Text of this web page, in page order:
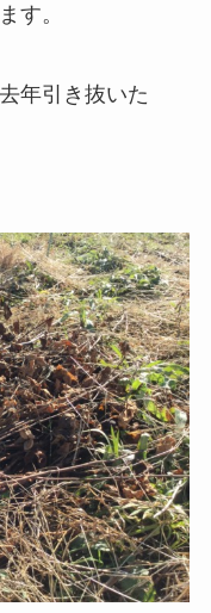
す。
年引き抜いた